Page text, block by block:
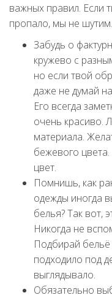
важных правил. Если
пропало, мы не шутим.
Забудь о
кружево с
но если твой
даже не думай
Его всегда
очень красиво.
материала.
бежевого
цвет.
Помнишь, как
одежды иногда
белья? Так вот,
Никогда не
Подбирай
подходило под
выглядывало.
Обязательно